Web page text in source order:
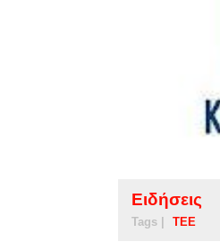
Ειδήσεις
Tags | ΤΕΕ